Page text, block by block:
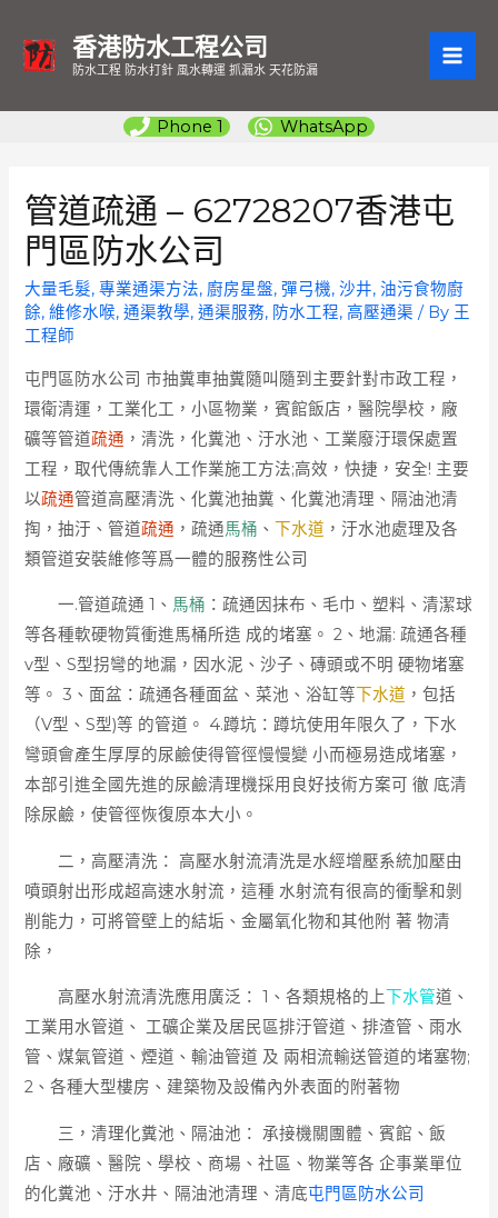
香港防水工程公司
防水工程 防水打針 風水轉運 抓漏水 天花防漏
Phone 1 WhatsApp
管道疏通 – 62728207香港屯
門區防水公司
大量毛髮,專業通渠方法, 廚房星盤,彈弓機,沙井,油污食物廚
餘,維修水喉,通渠教學,通渠服務, 防水工程,高壓通渠 / By 王
工程師
屯門區防水公司市抽糞車抽糞隨叫隨到主要針對市政工程，
環衛清運，工業化工，小區物業，賓館飯店，醫院學校，廠
礦等管道疏通 ，清洗，化糞池、汙水池、工業廢汙環保處置
工程，取代傳統靠人工作業施工方法;高效，快捷，安全! 主要
以疏通管道高壓清洗、化糞池抽糞、化糞池清理、隔油池清
掏，抽汙、管道疏通 ，疏通馬桶 、下水道 ，汙水池處理及各
類管道安裝維修等爲一體的服務性公司
一.管道疏通 1、 馬桶 ：疏通因抹布、毛巾、塑料、清潔球
等各種軟硬物質衝進馬桶所造 成的堵塞。 2、地漏: 疏通各種
v型、S型拐彎的地漏，因水泥、沙子、磚頭或不明 硬物堵塞
等。 3、面盆：疏通各種面盆、菜池、浴缸等下水道 ，包括
（V型、S型)等 的管道。 4.蹲坑：蹲坑使用年限久了，下水
彎頭會產生厚厚的尿鹼使得管徑慢慢變 小而極易造成堵塞，
本部引進全國先進的尿鹼清理機採用良好技術方案可 徹 底清
除尿鹼，使管徑恢復原本大小。
二，高壓清洗： 高壓水射流清洗是水經增壓系統加壓由
噴頭射出形成超高速水射流，這種 水射流有很高的衝擊和剝
削能力，可將管壁上的結垢、金屬氧化物和其他附 著 物清
除，
高壓水射流清洗應用廣泛： 1、各類規格的上 下水管道、
工業用水管道、 工礦企業及居民區排汙管道、排渣管、雨水
管、煤氣管道、煙道、輸油管道 及 兩相流輸送管道的堵塞物;
2、各種大型樓房、建築物及設備內外表面的附著物
三，清理化糞池、隔油池： 承接機關團體、賓館、飯
店、廠礦、醫院、學校、商場、社區、物業等各 企事業單位
的化糞池、汙水井、隔油池清理、清底屯門區防水公司